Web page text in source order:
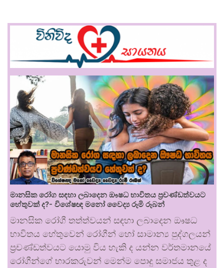
මානසික රෝග සඳහා ලබාදෙන ඖෂධ භාවිතය ප්‍රචණ්ඩත්වයට
හේතුවක් ද?- විශේෂඥ මනෝ වෛද්‍ය රූමි රූබන්
මානසික රෝගී තත්ත්වයන් සඳහා ලබාදෙන ඖෂධ
භාවිතය හේතුවෙන් රෝගීන් හෝ සාමාන්‍ය පුද්ගලයන්
ප්‍රචණ්ඩත්වයට යොමු විය හැකි ද යන්න වර්තමානයේ
රෝගීන්ගේ භාරකරුවන් මෙන්ම පොදු සමාජය තුළ ද